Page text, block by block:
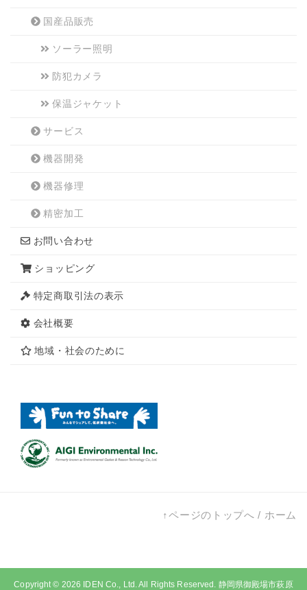
国産品販売
ソーラー照明
防犯カメラ
保温ジャケット
サービス
機器開発
機器修理
精密加工
お問い合わせ
ショッピング
特定商取引法の表示
会社概要
地域・社会のために
↑ページのトップへ / ホーム
Copyright © 2026 IDEN Co., Ltd.All Rights Reserved. 静岡県御殿場市萩原